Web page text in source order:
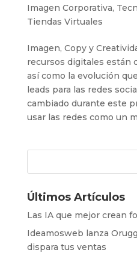
Imagen Corporativa,
Tiendas Virtuales
Imagen, Copy y
recursos digitales están
así como la evolución
leads para las redes
cambiado durante este
usar las redes como un
Últimos Artículos
Las IA que mejor crean
Ideamosweb lanza
dispara tus ventas